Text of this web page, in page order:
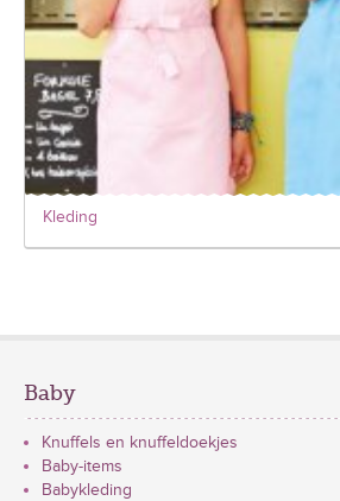
Kleding
Baby
Knuffels en knuffeldoekjes
Baby-items
Babykleding